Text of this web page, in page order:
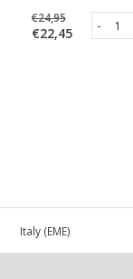
€24,95
€22,45 -
in Italy (EME)